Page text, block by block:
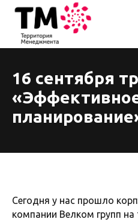
16 сентября
Сегодня у нас прошло
компании Велком групп